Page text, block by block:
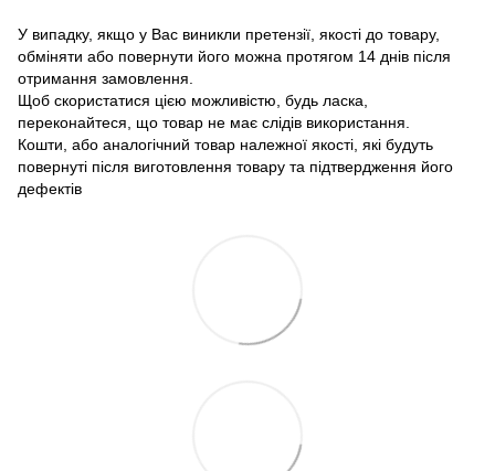
У випадку, якщо у Вас виникли претензії, якості до товару,
обміняти або повернути його можна протягом 14 днів після
отримання замовлення.
Щоб скористатися цією можливістю, будь ласка,
переконайтеся, що товар не має слідів використання.
Кошти, або аналогічний товар належної якості, які будуть
повернуті після виготовлення товару та підтвердження його
дефектів